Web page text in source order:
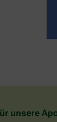
unsere